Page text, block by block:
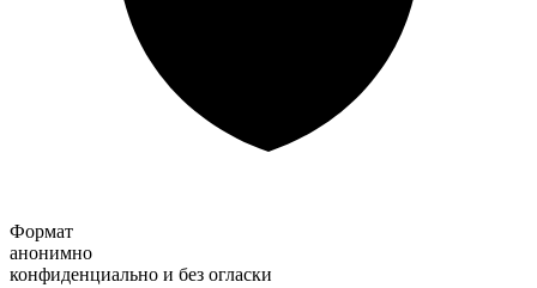
Формат
анонимно
конфиденциально и без огласки